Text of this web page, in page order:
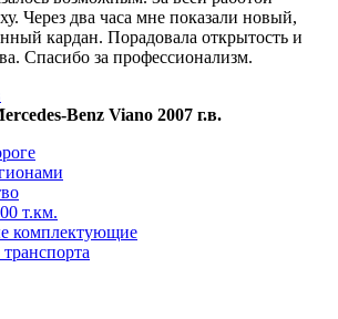
Через два часа мне показали новый,
кардан. Порадовала открытость и
Спасибо за профессионализм.
Benz Viano 2007 г.в.
т.км.
комплектующие